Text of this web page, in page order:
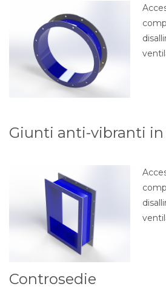
Giunti anti-vibranti
Controsedie